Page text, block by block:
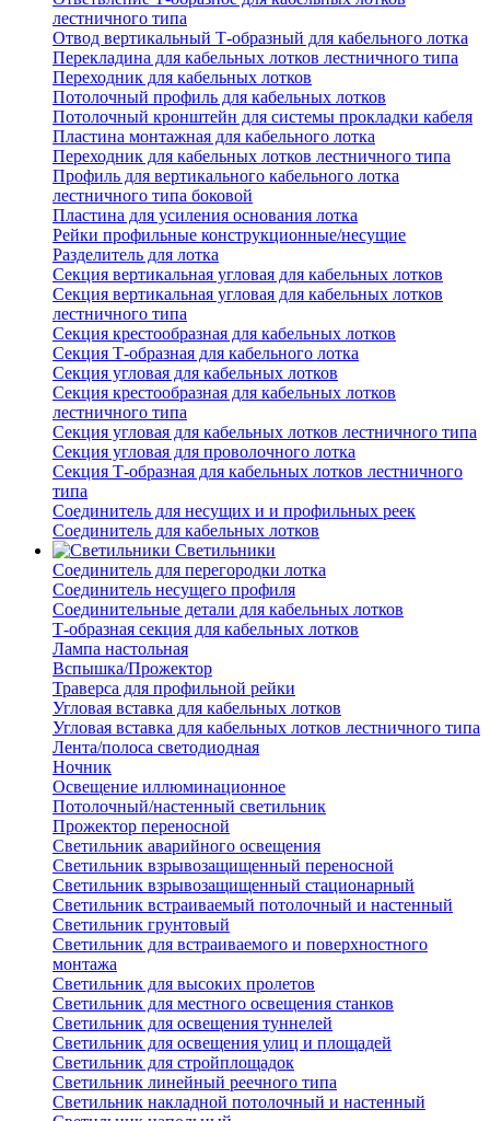
лестничного типа
Отвод вертикальный Т-образный для кабельного лотка
Перекладина для кабельных лотков лестничного типа
Переходник для кабельных лотков
Потолочный профиль для кабельных лотков
Потолочный кронштейн для системы прокладки кабеля
Пластина монтажная для кабельного лотка
Переходник для кабельных лотков лестничного типа
Профиль для вертикального кабельного лотка
лестничного типа боковой
Пластина для усиления основания лотка
Рейки профильные конструкционные/несущие
Разделитель для лотка
Секция вертикальная угловая для кабельных лотков
Секция вертикальная угловая для кабельных лотков
лестничного типа
Секция крестообразная для кабельных лотков
Секция Т-образная для кабельного лотка
Секция угловая для кабельных лотков
Секция крестообразная для кабельных лотков
лестничного типа
Секция угловая для кабельных лотков лестничного типа
Секция угловая для проволочного лотка
Секция Т-образная для кабельных лотков лестничного
типа
Соединитель для несущих и и профильных реек
Соединитель для кабельных лотков
Светильники
Соединитель для перегородки лотка
Соединитель несущего профиля
Соединительные детали для кабельных лотков
Т-образная секция для кабельных лотков
Лампа настольная
Вспышка/Прожектор
Траверса для профильной рейки
Угловая вставка для кабельных лотков
Угловая вставка для кабельных лотков лестничного типа
Лента/полоса светодиодная
Ночник
Освещение иллюминационное
Потолочный/настенный светильник
Прожектор переносной
Светильник аварийного освещения
Светильник взрывозащищенный переносной
Светильник взрывозащищенный стационарный
Светильник встраиваемый потолочный и настенный
Светильник грунтовый
Светильник для встраиваемого и поверхностного
монтажа
Светильник для высоких пролетов
Светильник для местного освещения станков
Светильник для освещения туннелей
Светильник для освещения улиц и площадей
Светильник для стройплощадок
Светильник линейный реечного типа
Светильник накладной потолочный и настенный